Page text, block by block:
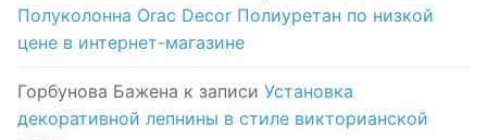
Полуколонна Orac Decor Полиуретан по низкой
цене в интернет-магазине
Горбунова Бажена к записи Установка
декоративной лепнины в стиле викторианской